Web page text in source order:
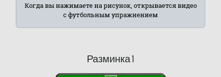
Когда вы нажимаете на рисунок, открывается видео
с футбольным упражнением
Разминка 1